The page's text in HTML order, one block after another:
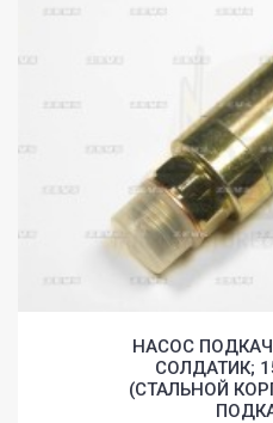
НАСОС
СОЛДАТИК;
(СТАЛЬНОЙ